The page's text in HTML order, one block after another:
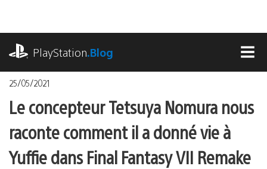
contenu
PlayStation.Blog
25/05/2021
Le concepteur Tetsuya Nomura nous
raconte comment il a donné vie à
Yuffie dans Final Fantasy VII Remake